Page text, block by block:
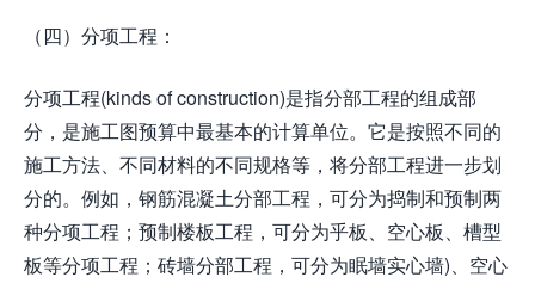
（四）分项工程：
分项工程(kinds of construction)是指分部工程的组成部
分，是施工图预算中最基本的计算单位。它是按照不同的
施工方法、不同材料的不同规格等，将分部工程进一步划
分的。例如，钢筋混凝土分部工程，可分为捣制和预制两
种分项工程；预制楼板工程，可分为乎板、空心板、槽型
板等分项工程；砖墙分部工程，可分为眠墙实心墙)、空心